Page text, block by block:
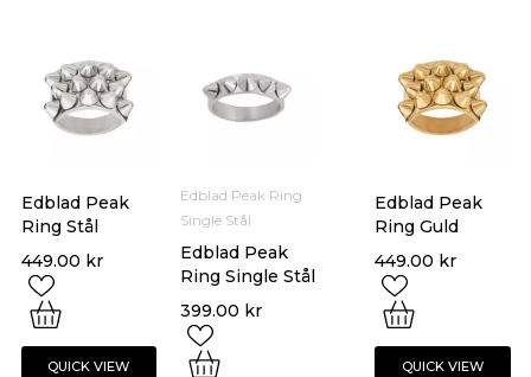
Edblad Peak
Ring Stål
449.00 kr
QUICK VIEW
Edblad Peak
Ring Guld
449.00 kr
QUICK VIEW
Edblad Peak Ring
Single Stål
Edblad Peak
Ring Single Stål
399.00 kr